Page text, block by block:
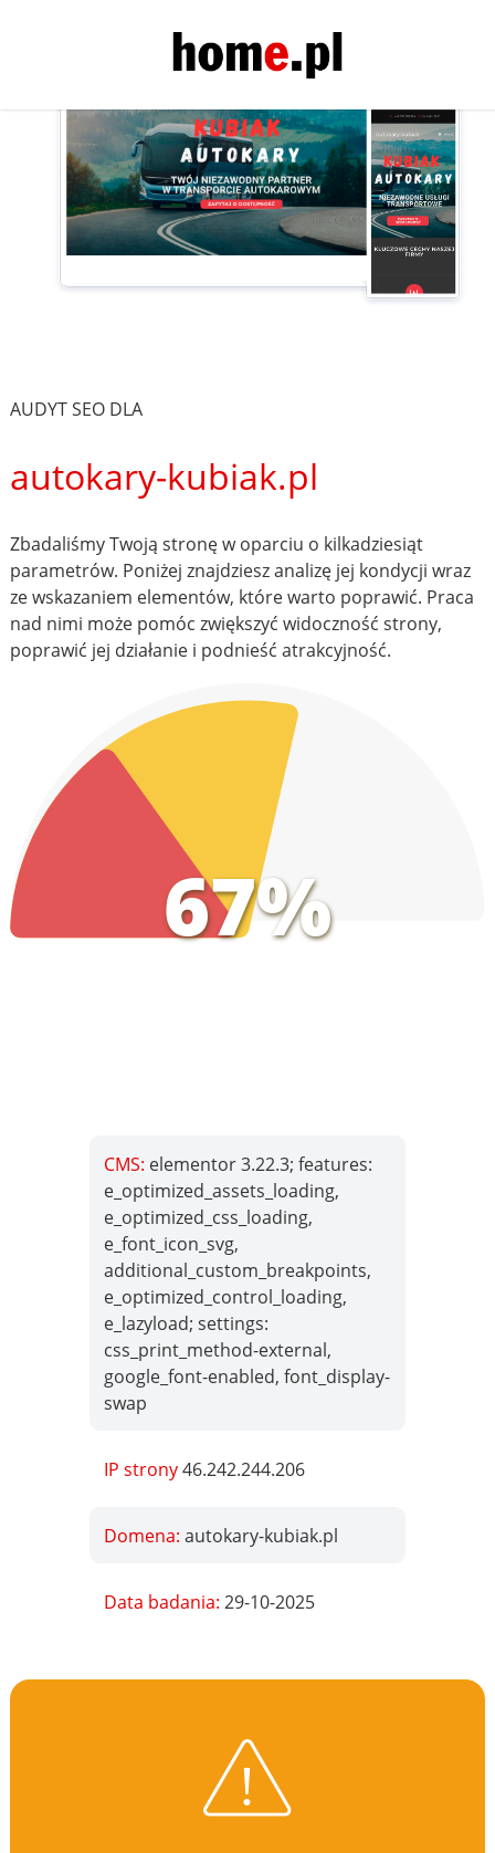
AUDYT SEO DLA
autokary-kubiak.pl
Zbadaliśmy Twoją stronę w oparciu o kilkadziesiąt
parametrów. Poniżej znajdziesz analizę jej kondycji wraz
ze wskazaniem elementów, które warto poprawić. Praca
nad nimi może pomóc zwiększyć widoczność strony,
poprawić jej działanie i podnieść atrakcyjność.
67%
CMS: elementor 3.22.3; features:
e_optimized_assets_loading,
e_optimized_css_loading,
e_font_icon_svg,
additional_custom_breakpoints,
e_optimized_control_loading,
e_lazyload; settings:
css_print_method-external,
google_font-enabled, font_display-
swap
IP strony46.242.244.206
Domena:autokary-kubiak.pl
Data badania:29-10-2025